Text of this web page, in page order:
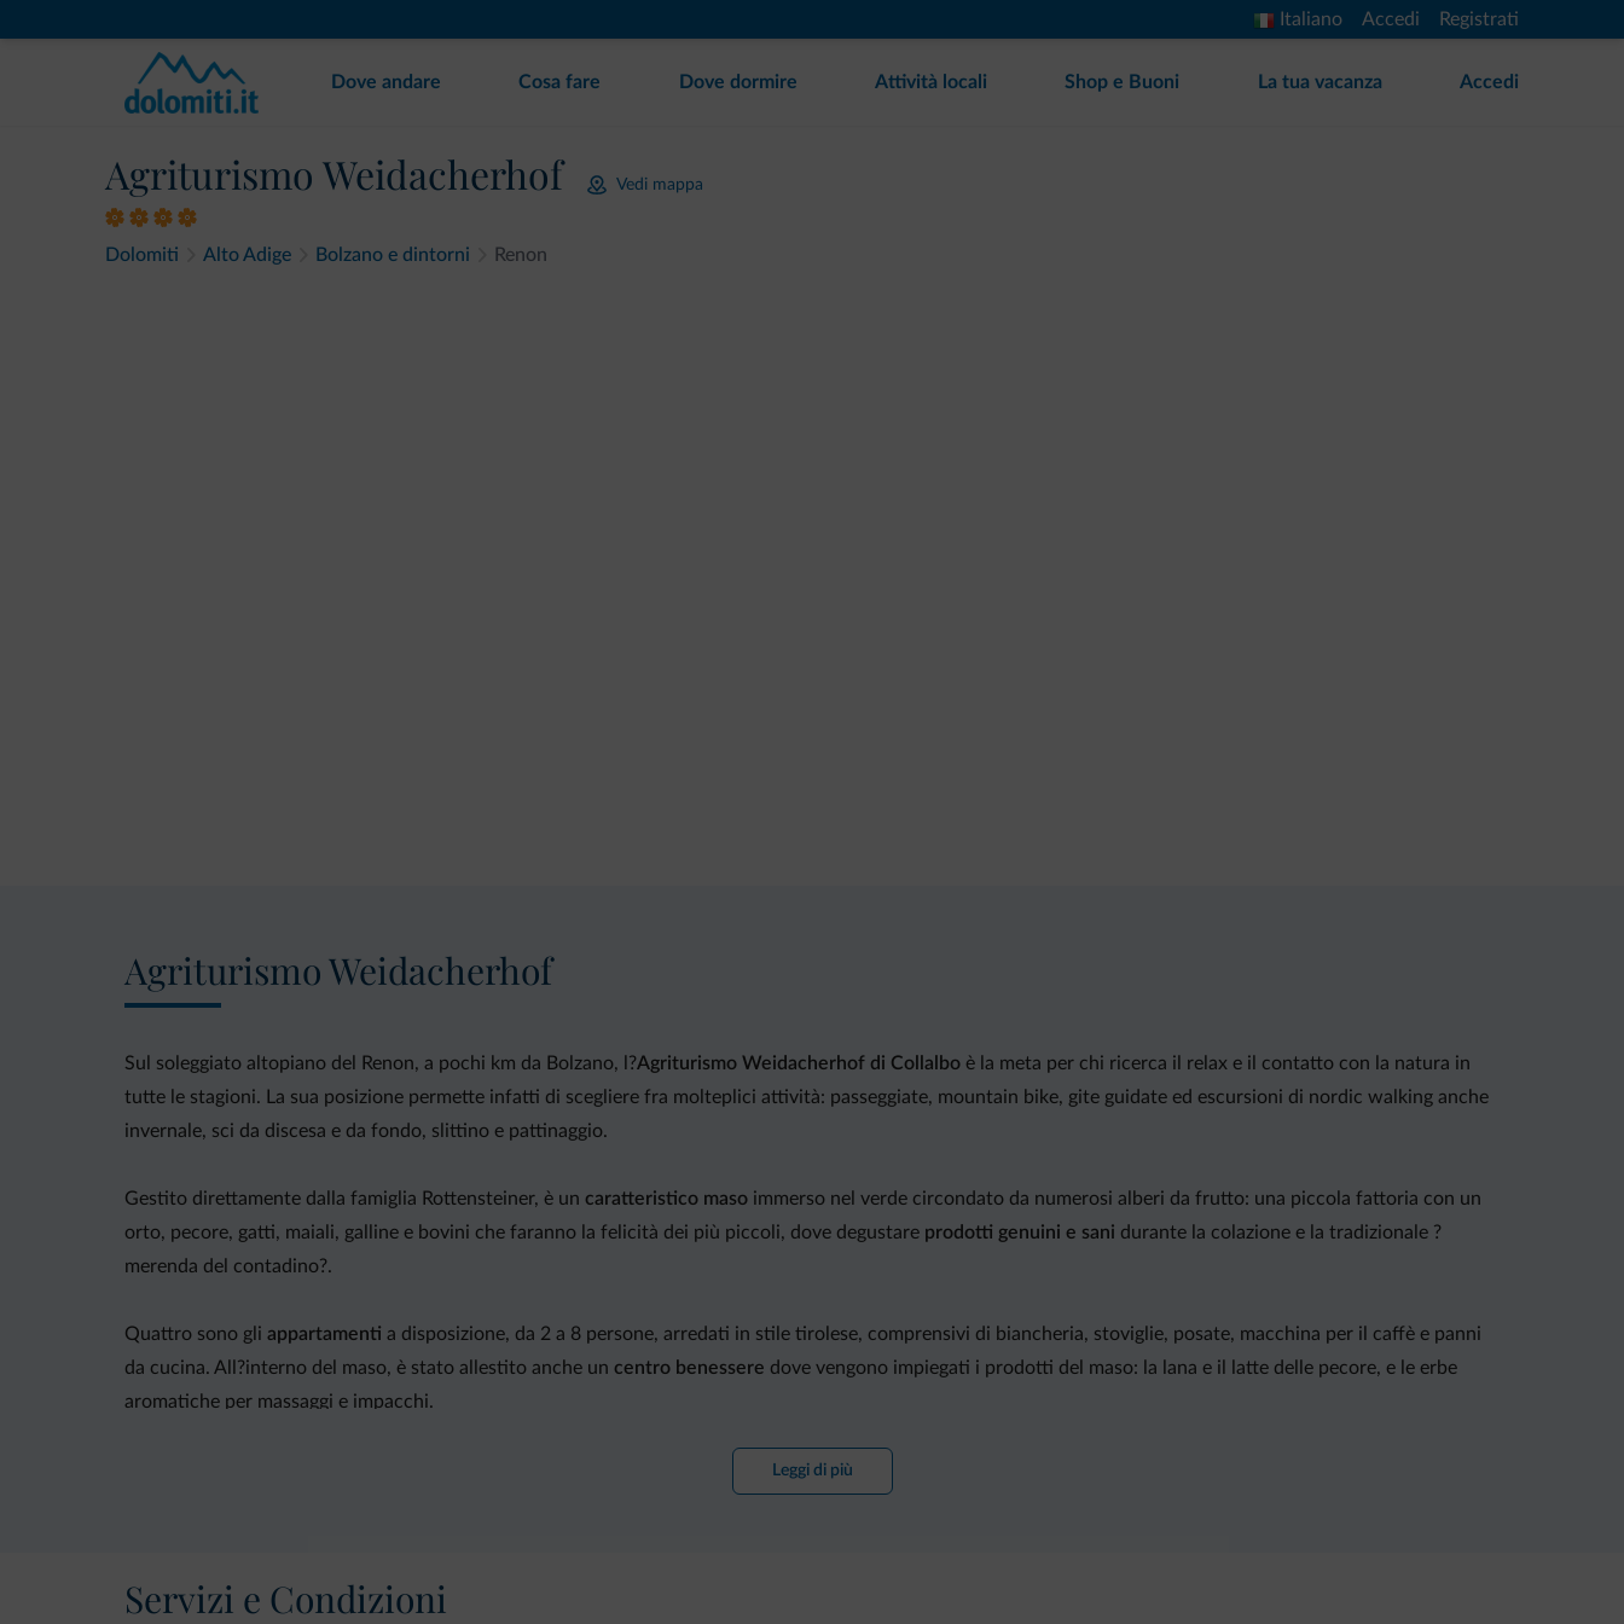
Italiano Accedi Registrati
Dove andare Cosa fare Dove dormire Attività locali Shop e Buoni La tua vacanza Accedi
Agriturismo Weidacherhof Vedi mappa
Dolomiti Alto Adige Bolzano e dintorni Renon
Agriturismo Weidacherhof
Sul soleggiato altopiano del Renon, a pochi km da Bolzano, l?Agriturismo Weidacherhof di Collalbo è la meta per chi ricerca il relax e il contatto con la natura in
tutte le stagioni. La sua posizione permette infatti di scegliere fra molteplici attività: passeggiate, mountain bike, gite guidate ed escursioni di nordic walking anche
invernale, sci da discesa e da fondo, slittino e pattinaggio.
Gestito direttamente dalla famiglia Rottensteiner, è un caratteristico maso immerso nel verde circondato da numerosi alberi da frutto: una piccola fattoria con un
orto, pecore, gatti, maiali, galline e bovini che faranno la felicità dei più piccoli, dove degustare prodotti genuini e sani durante la colazione e la tradizionale ?
merenda del contadino?.
Quattro sono gli appartamenti a disposizione, da 2 a 8 persone, arredati in stile tirolese, comprensivi di biancheria, stoviglie, posate, macchina per il caffè e panni
da cucina. All?interno del maso, è stato allestito anche un centro benessere dove vengono impiegati i prodotti del maso: la lana e il latte delle pecore, e le erbe
aromatiche per massaggi e impacchi.
Leggi di più
Servizi e Condizioni